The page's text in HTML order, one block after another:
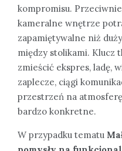
kompromisu.
kameralne wnętrze
zapamiętywalne niż
między stolikami. Klucz
zmieścić ekspres, ladę,
zaplecze, ciągi
przestrzeń na
bardzo konkretne.
W przypadku tematu